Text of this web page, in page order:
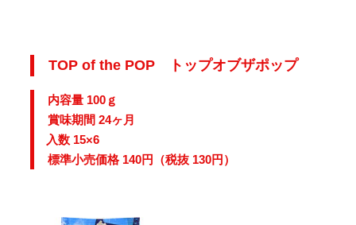
TOP of the POP トップオブザポップ
内容量 100ｇ
賞味期間 24ヶ月
入数 15×6
標準小売価格 140円（税抜 130円）